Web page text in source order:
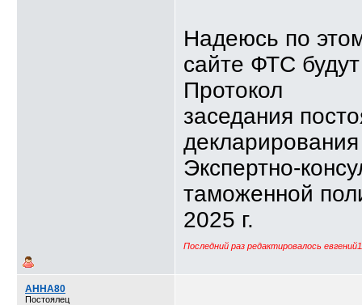
Надеюсь по
сайте ФТС
Протокол
заседания
Экспертно-
таможенной
2025 г.
Последний раз редактировалось
АННА80
Постоялец